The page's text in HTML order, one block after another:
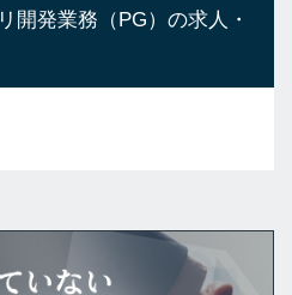
開発業務（PG）の求人・